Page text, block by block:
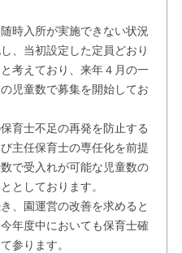
時入所が実施できない状況
、当初設定した定員どおり
考えており、来年４月の一
児童数で募集を開始してお
育士不足の再発を防止する
主任保育士の専任化を前提
で受入れが可能な児童数の
としております。
、園運営の改善を求めると
年度中においても保育士確
参ります。